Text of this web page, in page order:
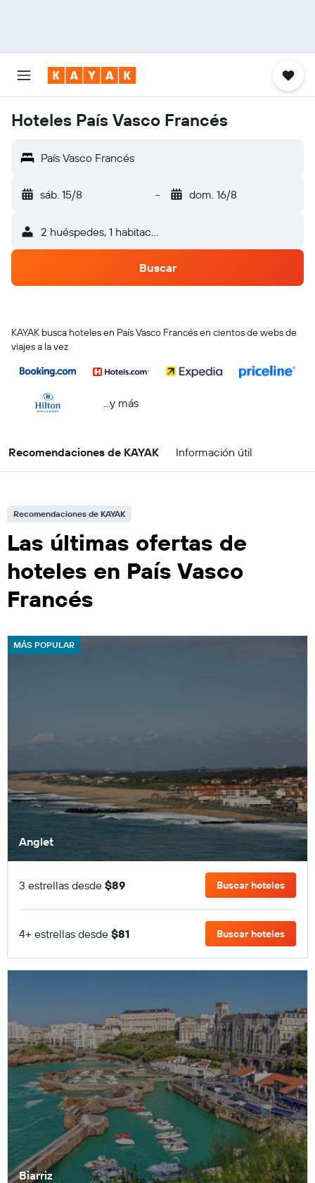
Hoteles País Vasco Francés
País Vasco Francés
sáb. 15/8 - dom. 16/8
2 huéspedes, 1 habitación
Buscar
KAYAK busca hoteles en País Vasco Francés en cientos de webs de
viajes a la vez
...y más
Recomendaciones de KAYAK Información útil
Recomendaciones de KAYAK
Las últimas ofertas de
hoteles en País Vasco
Francés
MÁS POPULAR
Anglet
3 estrellas desde $89 Buscar hoteles
4+ estrellas desde $81 Buscar hoteles
Biarriz